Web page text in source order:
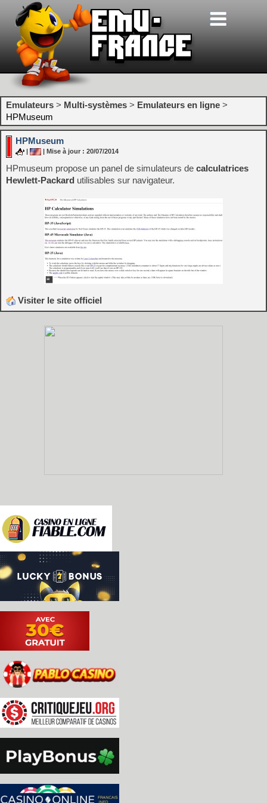
Emulateurs > Multi-systèmes > Emulateurs en ligne >
HPMuseum
HPMuseum
| | Mise à jour : 20/07/2014
HPmuseum propose un panel de simulateurs de calculatrices
Hewlett-Packard utilisables sur navigateur.
Visiter le site officiel